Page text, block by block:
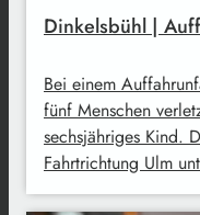
Dinkelsbühl |
Bei einem
fünf Menschen
sechsjähriges Kind.
Fahrtrichtung Ulm